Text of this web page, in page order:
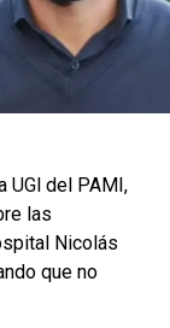
UGl del PAMI,
las
Nicolás
que no